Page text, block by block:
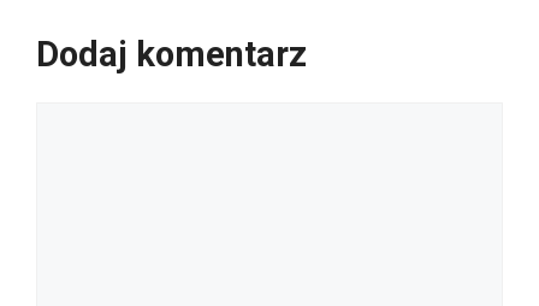
Dodaj komentarz